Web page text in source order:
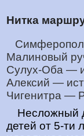
Нитка
Малиновый
Сулух-Оба —
Алексий —
Чигенитра —
Несложный
детей от 5-ти